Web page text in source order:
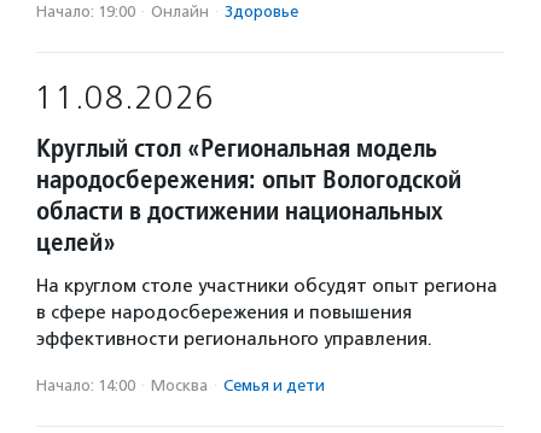
Начало: 19:00 · Онлайн · Здоровье
11.08.2026
Круглый стол «Региональная модель
народосбережения: опыт Вологодской
области в достижении национальных
целей»
На круглом столе участники обсудят опыт региона
в сфере народосбережения и повышения
эффективности регионального управления.
Начало: 14:00 · Москва · Семья и дети